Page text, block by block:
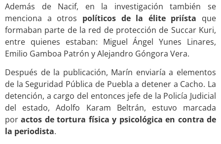
Además de Nacif, en la investigación también se
menciona a otros políticos de la élite priísta que
formaban parte de la red de protección de Succar Kuri,
entre quienes estaban: Miguel Ángel Yunes Linares,
Emilio Gamboa Patrón y Alejandro Góngora Vera.
Después de la publicación, Marín enviaría a elementos
de la Seguridad Pública de Puebla a detener a Cacho. La
detención, a cargo del entonces jefe de la Policía Judicial
del estado, Adolfo Karam Beltrán, estuvo marcada
poractos de tortura física y psicológica en contra de
la periodista.